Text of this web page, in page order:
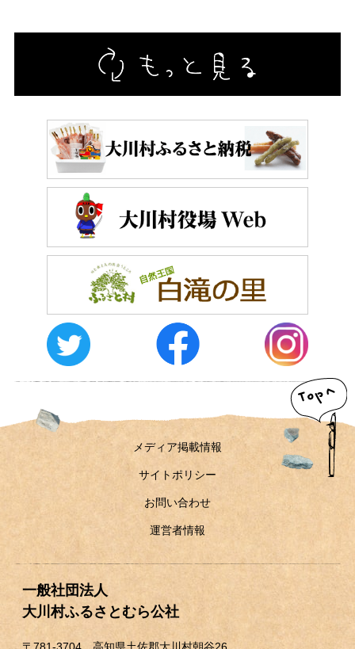
の地形を活かしたアクティビティなど、村で体験できるあれやこれやをご紹
施設
コックさんのいる道の駅ならぬ「村の駅」や鉱山跡地にある学校を活用した
宿泊施設など、村にある施設をご紹介！
おしらせ
イベントレポート メディア掲載
メディア掲載情報
メディア掲載情報
サイトポリシー
お問い合わせ
運営者情報
一般社団法人
大川村ふるさとむら公社